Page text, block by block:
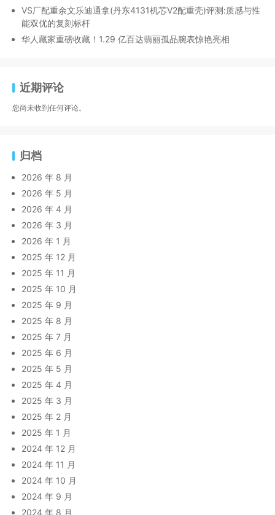
VS厂配重余文乐迪通拿(丹东4131机芯V2配重壳)评测:质感与性
能双优的复刻标杆
华人藏家重磅收藏！1.29 亿百达翡丽孤品腕表惊艳亮相
近期评论
您尚未收到任何评论。
归档
2026 年 8 月
2026 年 5 月
2026 年 4 月
2026 年 3 月
2026 年 1 月
2025 年 12 月
2025 年 11 月
2025 年 10 月
2025 年 9 月
2025 年 8 月
2025 年 7 月
2025 年 6 月
2025 年 5 月
2025 年 4 月
2025 年 3 月
2025 年 2 月
2025 年 1 月
2024 年 12 月
2024 年 11 月
2024 年 10 月
2024 年 9 月
2024 年 8 月